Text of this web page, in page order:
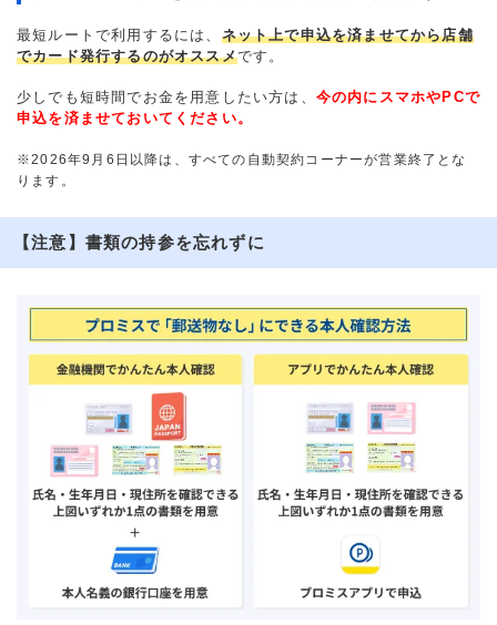
最短ルートで利用するには、 ネット上で申込を済ませてから店舗
でカード発行するのがオススメです。
少しでも短時間でお金を用意したい方は、 今の内にスマホやPCで
申込を済ませておいてください。
※2026年9月6日以降は、すべての自動契約コーナーが営業終了とな
ります。
【注意】書類の持参を忘れずに